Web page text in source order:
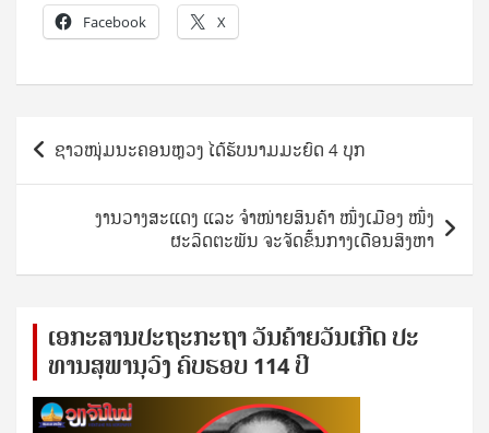
Facebook X
Post
navigation
ຊາວໜຸ່ມນະຄອນຫຼວງ ໄດ້ຮັບນາມມະຍົດ 4 ບຸກ
ງານວາງສະແດງ ແລະ ​ຈໍາໜ່າຍສິນຄ້າ ໜຶ່ງເມືອງ ໜຶ່ງ
ຜະລິດຕະພັນ ຈະຈັດຂຶ້ນກາງເດືອນສິງຫາ
ເອ​ກະ​ສານ​ປະ​ຖະ​ກະ​ຖ​າ ວັນ​ຄ້າຍ​ວັນ​ເກີດ ປ​ະ​
ທານ​ສຸ​ພາ​ນຸ​ວົງ ຄົບ​ຮອບ 114 ປີ